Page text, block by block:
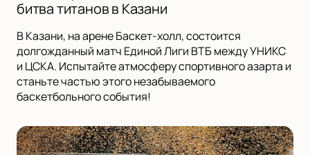
битва титанов в Казани
В Казани, на арене Баскет-холл, состоится
долгожданный матч Единой Лиги ВТБ между УНИКС
и ЦСКА. Испытайте атмосферу спортивного азарта и
станьте частью этого незабываемого
баскетбольного события!